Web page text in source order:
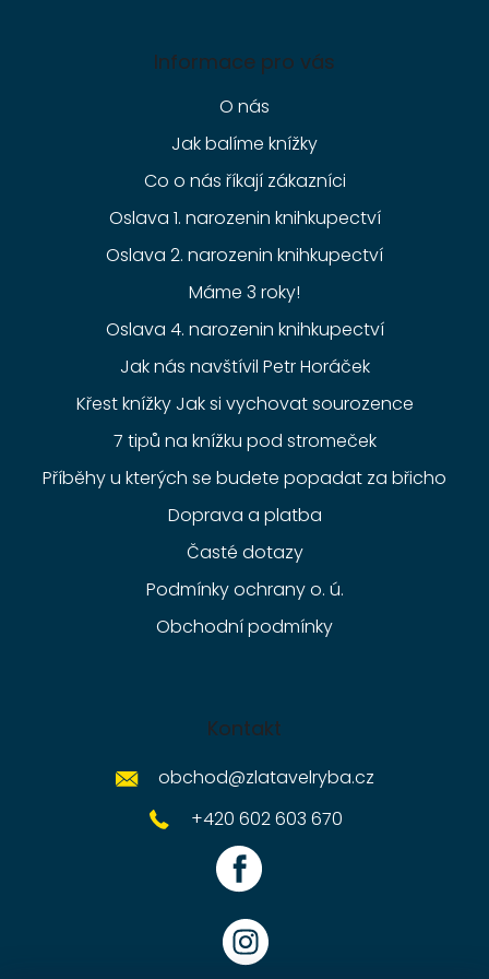
Informace pro vás
O nás
Jak balíme knížky
Co o nás říkají zákazníci
Oslava 1. narozenin knihkupectví
Oslava 2. narozenin knihkupectví
Máme 3 roky!
Oslava 4. narozenin knihkupectví
Jak nás navštívil Petr Horáček
Křest knížky Jak si vychovat sourozence
7 tipů na knížku pod stromeček
Příběhy u kterých se budete popadat za břicho
Doprava a platba
Časté dotazy
Podmínky ochrany o. ú.
Obchodní podmínky
Kontakt
obchod@zlatavelryba.cz
+420 602 603 670